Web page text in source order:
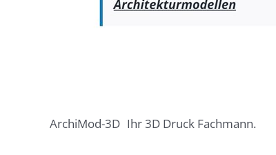
ArchiMod-3D Ihr 3D Druck Fachmann.